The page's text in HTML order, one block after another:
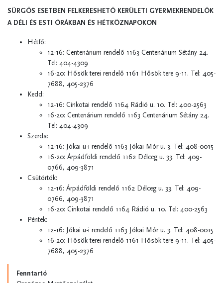
SÜRGŐS ESETBEN FELKERESHETŐ KERÜLETI GYERMEKRENDELŐK
A DÉLI ÉS ESTI ÓRÁKBAN ÉS HÉTKÖZNAPOKON
Hétfő:
12-16: Centenárium rendelő 1163 Centenárium Sétány 24.
Tel: 404-4309
16-20: Hősök terei rendelő 1161 Hősök tere 9-11. Tel: 405-
7688, 405-2376
Kedd:
12-16: Cinkotai rendelő 1164 Rádió u. 10. Tel: 400-2563
16-20: Centenárium rendelő 1163 Centenárium Sétány 24.
Tel: 404-4309
Szerda:
12-16: Jókai u-i rendelő 1163 Jókai Mór u. 3. Tel: 408-0015
16-20: Árpádföldi rendelő 1162 Délceg u. 33. Tel: 409-
0766, 409-3871
Csütörtök:
12-16: Árpádföldi rendelő 1162 Délceg u. 33. Tel: 409-
0766, 409-3871
16-20: Cinkotai rendelő 1164 Rádió u. 10. Tel: 400-2563
Péntek:
12-16: Jókai u-i rendelő 1163 Jókai Mór u. 3. Tel: 408-0015
16-20: Hősök terei rendelő 1161 Hősök tere 9-11. Tel: 405-
7688, 405-2376
Fenntartó